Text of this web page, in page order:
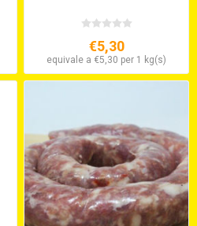
€5,30
equivale a €5,30 per 1 kg(s)